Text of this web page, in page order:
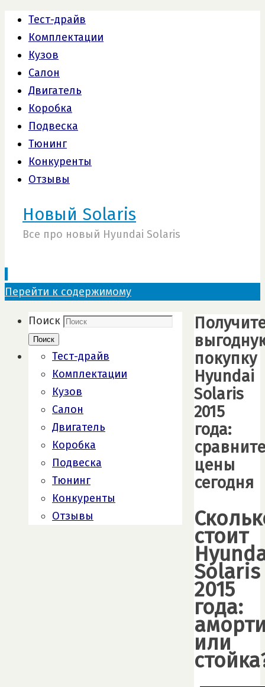
Тест-драйв
Комплектации
Кузов
Салон
Двигатель
Коробка
Подвеска
Тюнинг
Конкуренты
Отзывы
Новый Solaris
Все про новый Hyundai Solaris
Перейти к содержимому
покупку
Hyundai
Solaris
2015
года:
сравните
цены
сегодня
стоит
Solaris
2015
года:
или
Поиск
Поиск
Тест-драйв
Комплектации
Кузов
Салон
Двигатель
Коробка
Подвеска
Тюнинг
Конкуренты
Отзывы